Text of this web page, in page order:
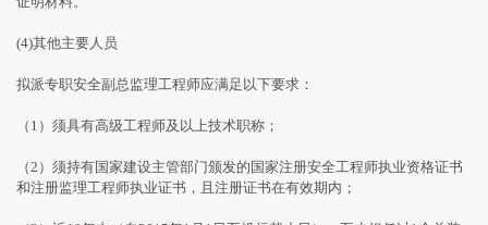
(4)其他主要人员
拟派专职安全副总监理工程师应满足以下要求：
（1）须具有高级工程师及以上技术职称；
（2）须持有国家建设主管部门颁发的国家注册安全工程师执业资格证书
和注册监理工程师执业证书，且注册证书在有效期内；